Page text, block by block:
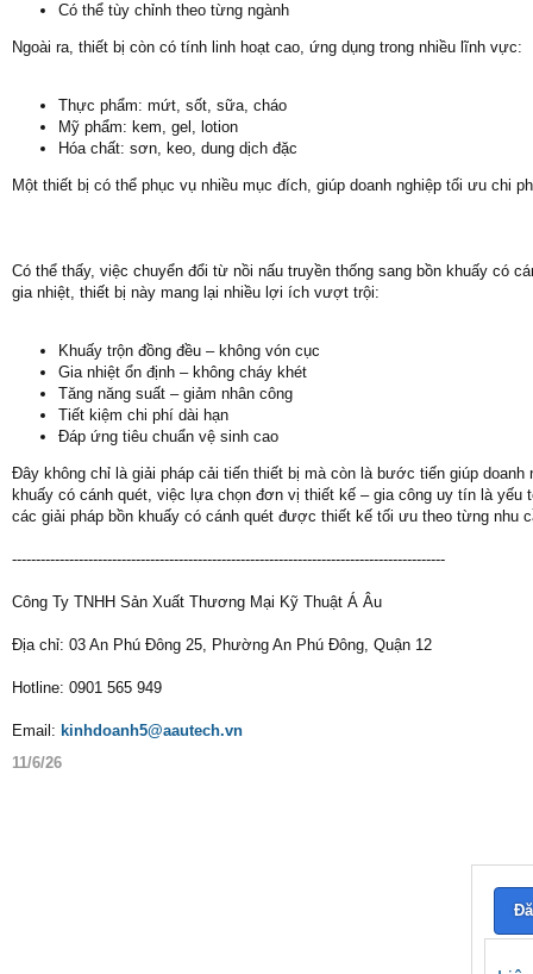
Có thể tùy chỉnh theo từng ngành
Ngoài ra, thiết bị còn có tính linh hoạt cao, ứng dụng trong nhiều lĩnh vực:
Thực phẩm: mứt, sốt, sữa, cháo
Mỹ phẩm: kem, gel, lotion
Hóa chất: sơn, keo, dung dịch đặc
Một thiết bị có thể phục vụ nhiều mục đích, giúp doanh nghiệp tối ưu chi
Có thể thấy, việc chuyển đổi từ nồi nấu truyền thống sang bồn khuấy có
gia nhiệt, thiết bị này mang lại nhiều lợi ích vượt trội:
Khuấy trộn đồng đều – không vón cục
Gia nhiệt ổn định – không cháy khét
Tăng năng suất – giảm nhân công
Tiết kiệm chi phí dài hạn
Đáp ứng tiêu chuẩn vệ sinh cao
Đây không chỉ là giải pháp cải tiến thiết bị mà còn là bước tiến giúp
khuấy có cánh quét, việc lựa chọn đơn vị thiết kế – gia công uy tín là
các giải pháp bồn khuấy có cánh quét được thiết kế tối ưu theo từng nhu
-------------------------------------------------------------------------------------------
Công Ty TNHH Sản Xuất Thương Mại Kỹ Thuật Á Âu
Địa chỉ: 03 An Phú Đông 25, Phường An Phú Đông, Quận 12
Hotline: 0901 565 949
Email: kinhdoanh5@aautech.vn
11/6/26